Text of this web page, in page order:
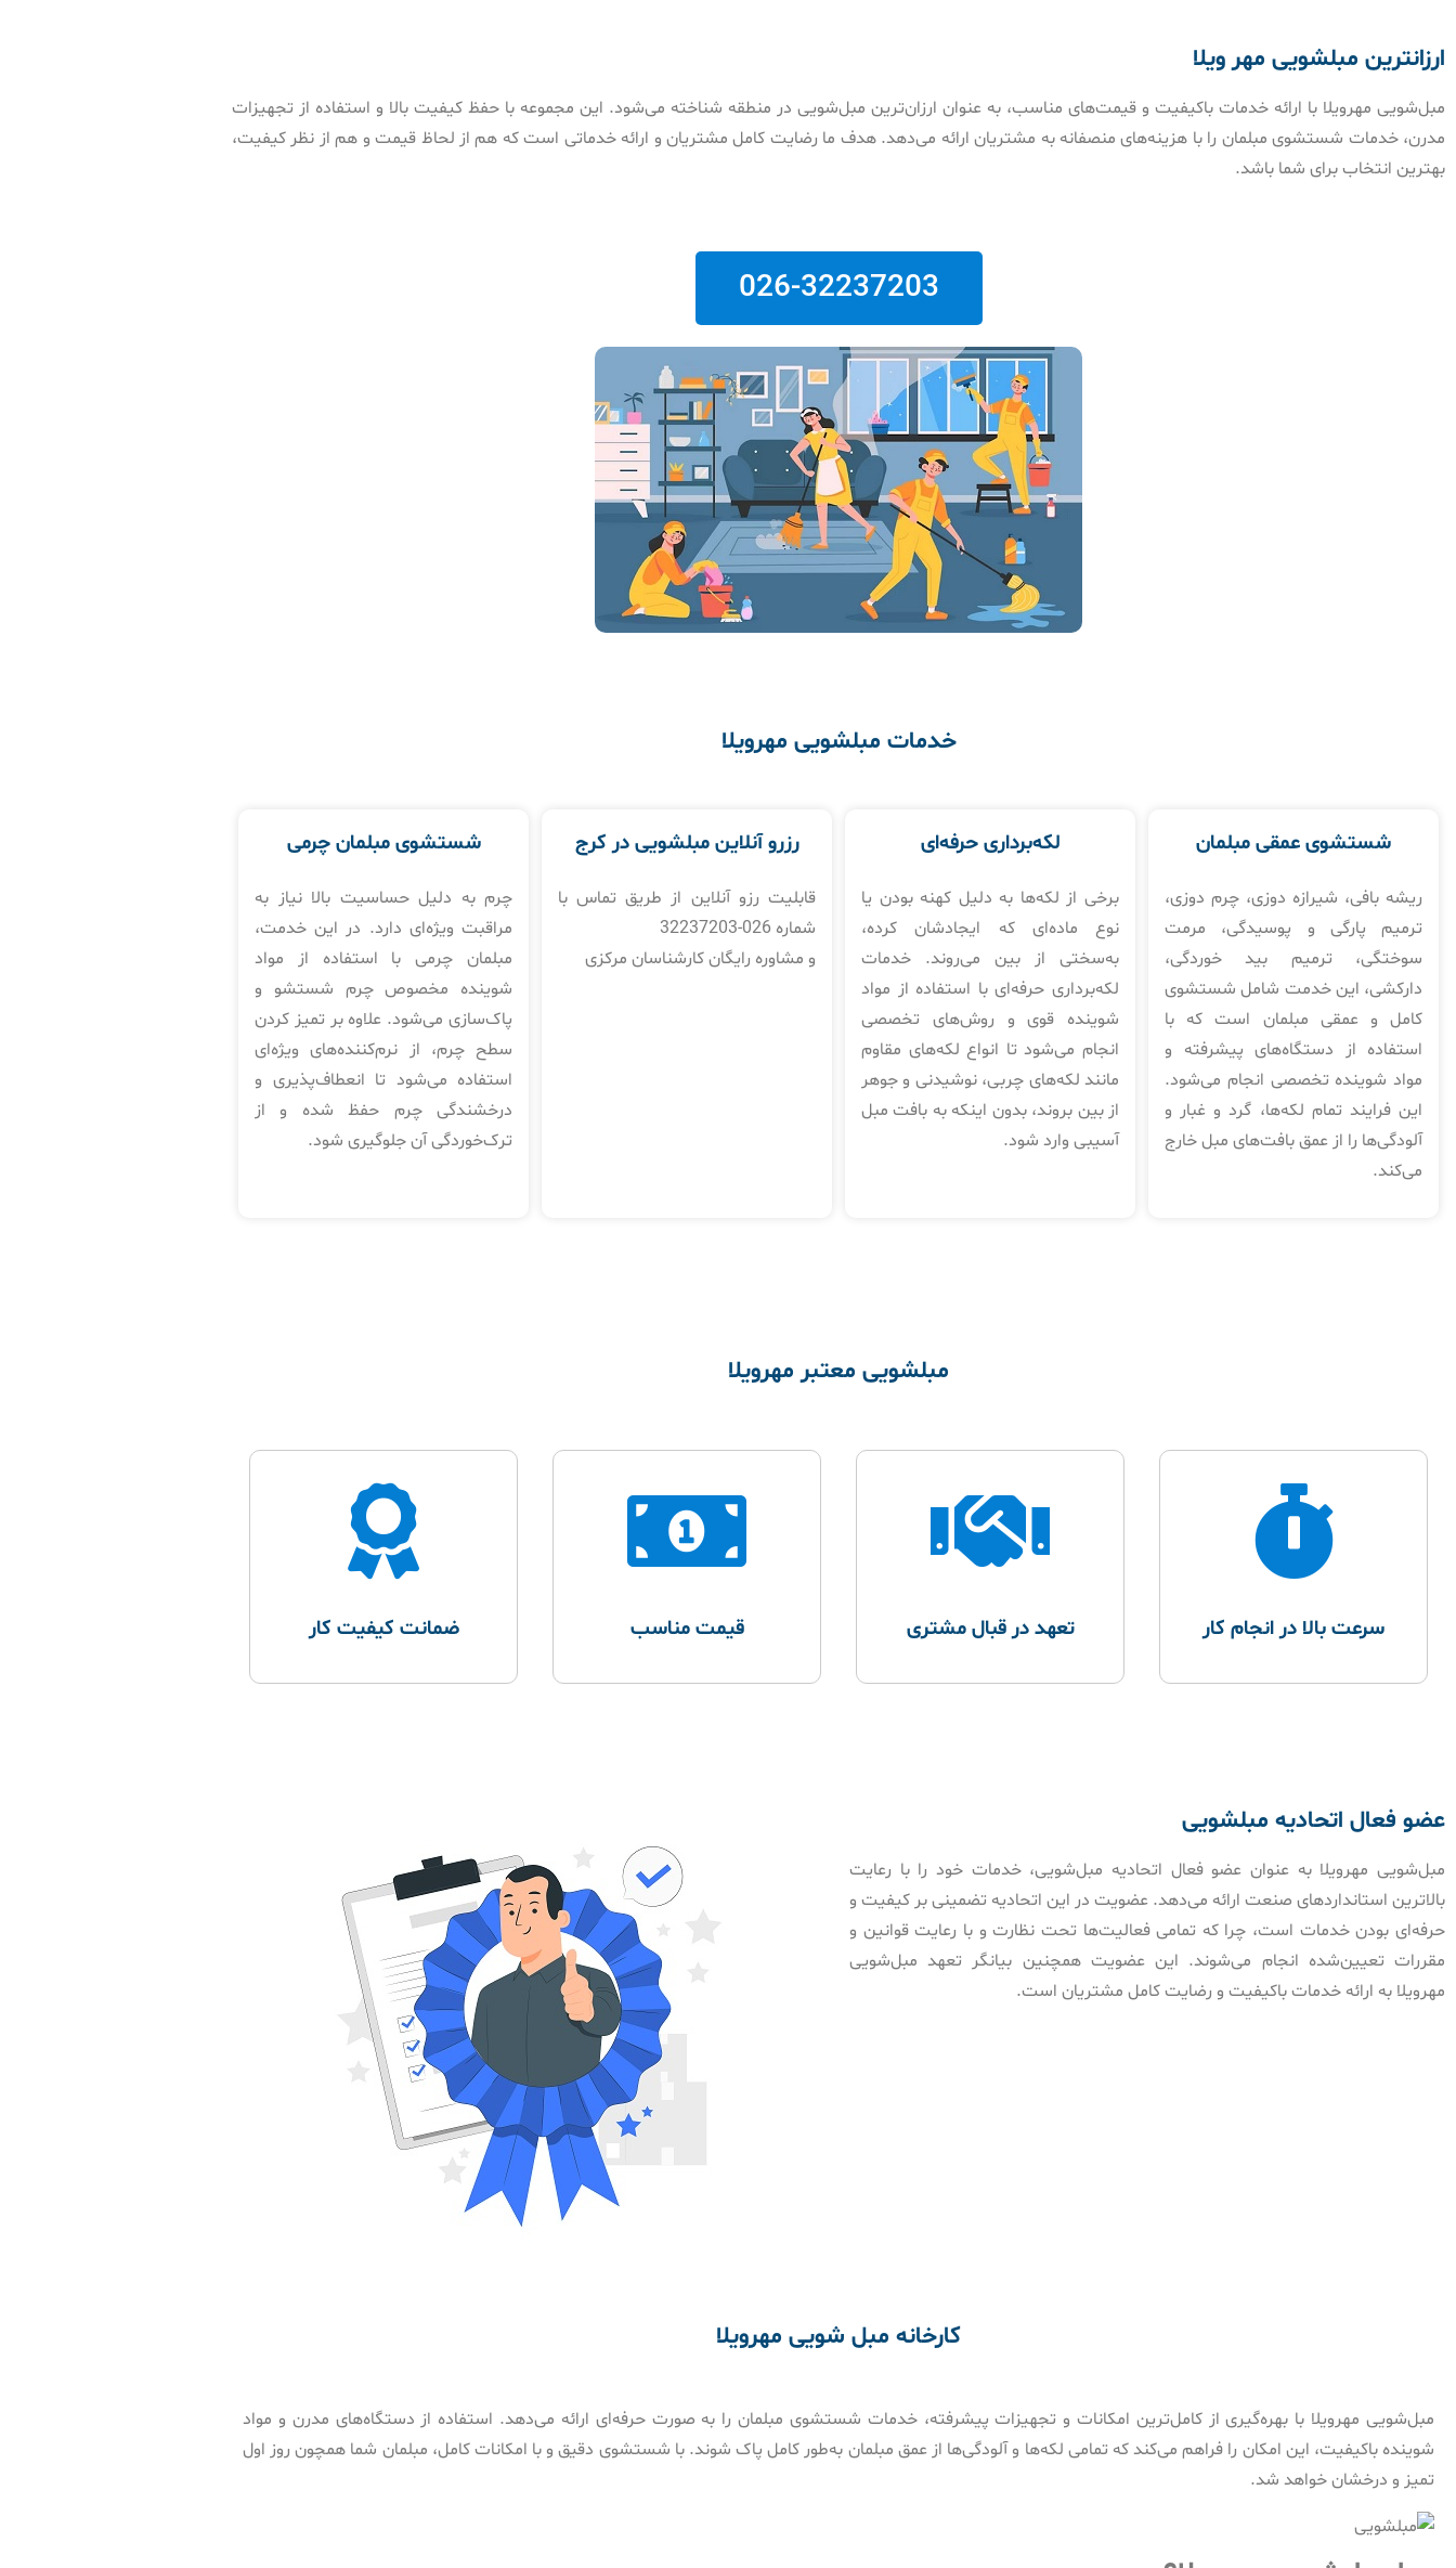
ارزانترین مبلشویی مهر ویلا
مبل‌شویی مهرویلا با ارائه خدمات باکیفیت و قیمت‌های مناسب، به عنوان ارزان‌ترین مبل‌شویی در منطقه شناخته می‌شود. این مجموعه با حفظ کیفیت بالا و استفاده از تجهیزات
مدرن، خدمات شستشوی مبلمان را با هزینه‌های منصفانه به مشتریان ارائه می‌دهد. هدف ما رضایت کامل مشتریان و ارائه خدماتی است که هم از لحاظ قیمت و هم از نظر کیفیت،
بهترین انتخاب برای شما باشد.
026-32237203
خدمات مبلشویی مهرویلا
شستشوی عمقی مبلمان
ریشه بافی، شیرازه دوزی، چرم دوزی،
ترمیم پارگی و پوسیدگی، مرمت
سوختگی، ترمیم بید خوردگی،
دارکشی، این خدمت شامل شستشوی
کامل و عمقی مبلمان است که با
استفاده از دستگاه‌های پیشرفته و
مواد شوینده تخصصی انجام می‌شود.
این فرایند تمام لکه‌ها، گرد و غبار و
آلودگی‌ها را از عمق بافت‌های مبل خارج
می‌کند.
لکه‌برداری حرفه‌ای
برخی از لکه‌ها به دلیل کهنه بودن یا
نوع ماده‌ای که ایجادشان کرده،
به‌سختی از بین می‌روند. خدمات
لکه‌برداری حرفه‌ای با استفاده از مواد
شوینده قوی و روش‌های تخصصی
انجام می‌شود تا انواع لکه‌های مقاوم
مانند لکه‌های چربی، نوشیدنی و جوهر
از بین بروند، بدون اینکه به بافت مبل
آسیبی وارد شود.
رزرو آنلاین مبلشویی در کرج
قابلیت رزو آنلاین از طریق تماس با
شماره 026-32237203
و مشاوره رایگان کارشناسان مرکزی
شستشوی مبلمان چرمی
چرم به دلیل حساسیت بالا نیاز به
مراقبت ویژه‌ای دارد. در این خدمت،
مبلمان چرمی با استفاده از مواد
شوینده مخصوص چرم شستشو و
پاک‌سازی می‌شود. علاوه بر تمیز کردن
سطح چرم، از نرم‌کننده‌های ویژه‌ای
استفاده می‌شود تا انعطاف‌پذیری و
درخشندگی چرم حفظ شده و از
ترک‌خوردگی آن جلوگیری شود.
مبلشویی معتبر مهرویلا
سرعت بالا در انجام کار تعهد در قبال مشتری قیمت مناسب ضمانت کیفیت کار
عضو فعال اتحادیه مبلشویی
مبل‌شویی مهرویلا به عنوان عضو فعال اتحادیه مبل‌شویی، خدمات خود را با رعایت
بالاترین استانداردهای صنعت ارائه می‌دهد. عضویت در این اتحادیه تضمینی بر کیفیت و
حرفه‌ای بودن خدمات است، چرا که تمامی فعالیت‌ها تحت نظارت و با رعایت قوانین و
مقررات تعیین‌شده انجام می‌شوند. این عضویت همچنین بیانگر تعهد مبل‌شویی
مهرویلا به ارائه خدمات باکیفیت و رضایت کامل مشتریان است.
کارخانه مبل شویی مهرویلا
مبل‌شویی مهرویلا با بهره‌گیری از کامل‌ترین امکانات و تجهیزات پیشرفته، خدمات شستشوی مبلمان را به صورت حرفه‌ای ارائه می‌دهد. استفاده از دستگاه‌های مدرن و مواد
شوینده باکیفیت، این امکان را فراهم می‌کند که تمامی لکه‌ها و آلودگی‌ها از عمق مبلمان به‌طور کامل پاک شوند. با شستشوی دقیق و با امکانات کامل، مبلمان شما همچون روز اول
تمیز و درخشان خواهد شد.